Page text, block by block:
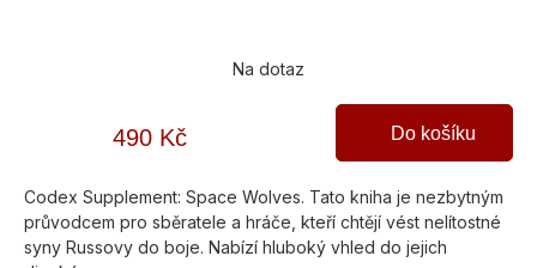
Na dotaz
490 Kč Do košíku
Codex Supplement: Space Wolves. Tato kniha je nezbytným
průvodcem pro sběratele a hráče, kteří chtějí vést nelítostné
syny Russovy do boje. Nabízí hluboký vhled do jejich